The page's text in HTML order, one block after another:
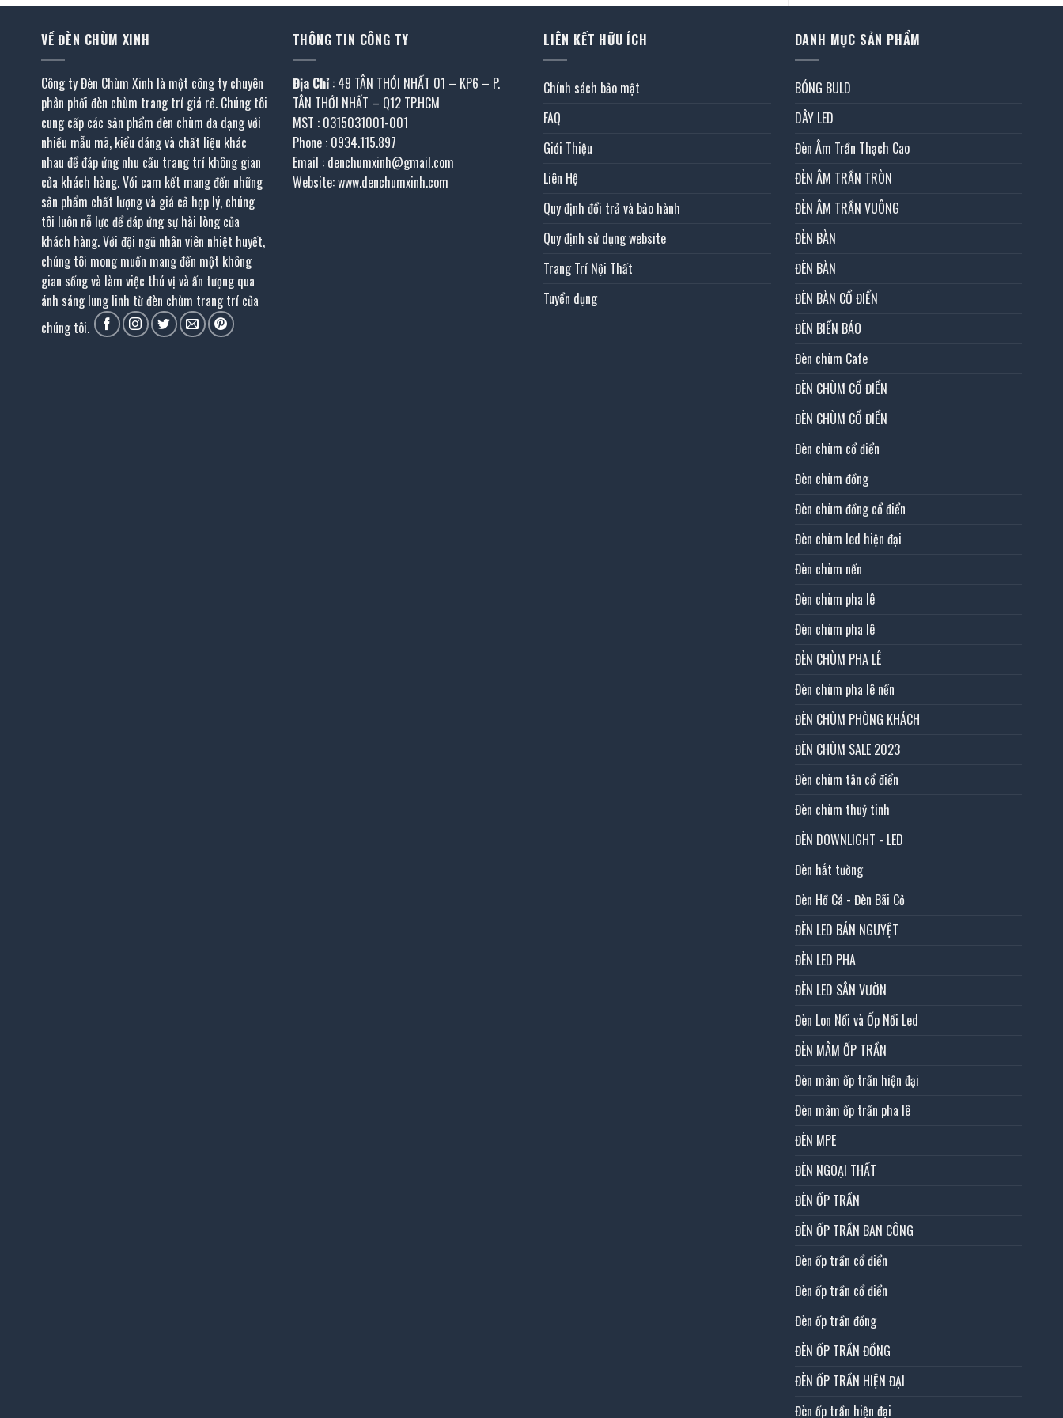
VỀ ĐÈN CHÙM XINH
Công ty Đèn Chùm Xinh là một công ty chuyên
phân phối đèn chùm trang trí giá rẻ. Chúng tôi
cung cấp các sản phẩm đèn chùm đa dạng với
nhiều mẫu mã, kiểu dáng và chất liệu khác
nhau để đáp ứng nhu cầu trang trí không gian
của khách hàng. Với cam kết mang đến những
sản phẩm chất lượng và giá cả hợp lý, chúng
tôi luôn nỗ lực để đáp ứng sự hài lòng của
khách hàng. Với đội ngũ nhân viên nhiệt huyết,
chúng tôi mong muốn mang đến một không
gian sống và làm việc thú vị và ấn tượng qua
ánh sáng lung linh từ đèn chùm trang trí của
chúng tôi.
THÔNG TIN CÔNG TY
Địa Chỉ : 49 TÂN THỚI NHẤT 01 – KP6 – P.
TÂN THỚI NHẤT – Q12 TP.HCM
MST : 0315031001-001
Phone : 0934.115.897
Email : denchumxinh@gmail.com
Website: www.denchumxinh.com
LIÊN KẾT HỮU ÍCH
Chính sách bảo mật
FAQ
Giới Thiệu
Liên Hệ
Quy định đổi trả và bảo hành
Quy định sử dụng website
Trang Trí Nội Thất
Tuyển dụng
DANH MỤC SẢN PHẨM
BÓNG BULD
DÂY LED
Đèn Âm Trần Thạch Cao
ĐÈN ÂM TRẦN TRÒN
ĐÈN ÂM TRẦN VUÔNG
ĐÈN BÀN
ĐÈN BÀN
ĐÈN BÀN CỔ ĐIỂN
ĐÈN BIỂN BÁO
Đèn chùm Cafe
ĐÈN CHÙM CỔ ĐIỂN
ĐÈN CHÙM CỔ ĐIỂN
Đèn chùm cổ điển
Đèn chùm đồng
Đèn chùm đồng cổ điển
Đèn chùm led hiện đại
Đèn chùm nến
Đèn chùm pha lê
Đèn chùm pha lê
ĐÈN CHÙM PHA LÊ
Đèn chùm pha lê nến
ĐÈN CHÙM PHÒNG KHÁCH
ĐÈN CHÙM SALE 2023
Đèn chùm tân cổ điển
Đèn chùm thuỷ tinh
ĐÈN DOWNLIGHT - LED
Đèn hắt tường
Đèn Hồ Cá - Đèn Bãi Cỏ
ĐÈN LED BÁN NGUYỆT
ĐÈN LED PHA
ĐÈN LED SÂN VƯỜN
Đèn Lon Nổi và Ốp Nổi Led
ĐÈN MÂM ỐP TRẦN
Đèn mâm ốp trần hiện đại
Đèn mâm ốp trần pha lê
ĐÈN MPE
ĐÈN NGOẠI THẤT
ĐÈN ỐP TRẦN
ĐÈN ỐP TRẦN BAN CÔNG
Đèn ốp trần cổ điển
Đèn ốp trần cổ điển
Đèn ốp trần đồng
ĐÈN ỐP TRẦN ĐỒNG
ĐÈN ỐP TRẦN HIỆN ĐẠI
Đèn ốp trần hiện đại